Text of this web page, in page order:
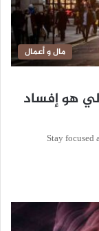
مال و أعمال
هو إفساد
Stay focused